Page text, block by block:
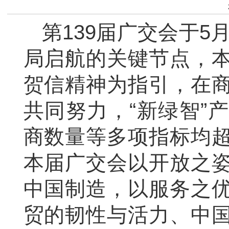
第139届广交会于5
局启航的关键节点，
贺信精神为指引，在
共同努力，“新绿智”
商数量等多项指标均
本届广交会以开放之
中国制造，以服务之
贸的韧性与活力、中